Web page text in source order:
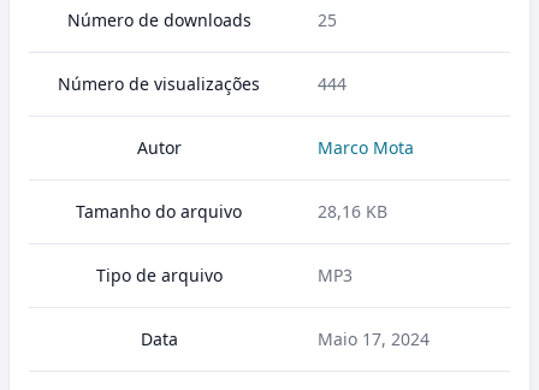
Número de downloads 25
Número de visualizações 444
Autor Marco Mota
Tamanho do arquivo 28,16 KB
Tipo de arquivo MP3
Data Maio 17, 2024